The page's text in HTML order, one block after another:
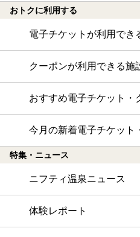
おトクに利用する
電子チケットが利用でき
クーポンが利用できる施
おすすめ電子チケット・
今月の新着電子チケット
特集・ニュース
ニフティ温泉ニュース
体験レポート